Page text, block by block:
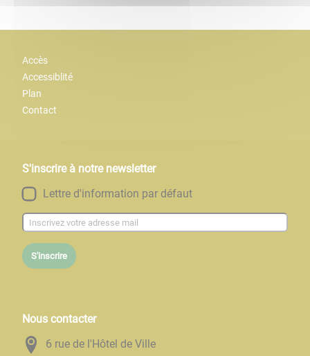
Accès
Accessiblité
Plan
Contact
S'inscrire à notre newsletter
Lettre d'information par défaut
S'inscrire
Nous contacter
6 rue de l'Hôtel de Ville